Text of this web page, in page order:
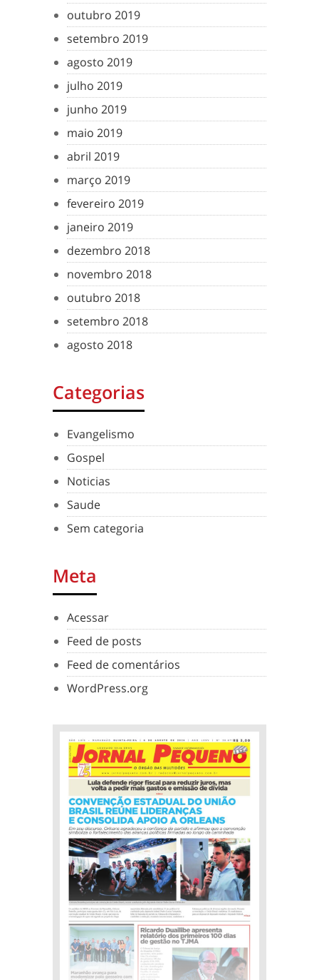
outubro 2019
setembro 2019
agosto 2019
julho 2019
junho 2019
maio 2019
abril 2019
março 2019
fevereiro 2019
janeiro 2019
dezembro 2018
novembro 2018
outubro 2018
setembro 2018
agosto 2018
Categorias
Evangelismo
Gospel
Noticias
Saude
Sem categoria
Meta
Acessar
Feed de posts
Feed de comentários
WordPress.org